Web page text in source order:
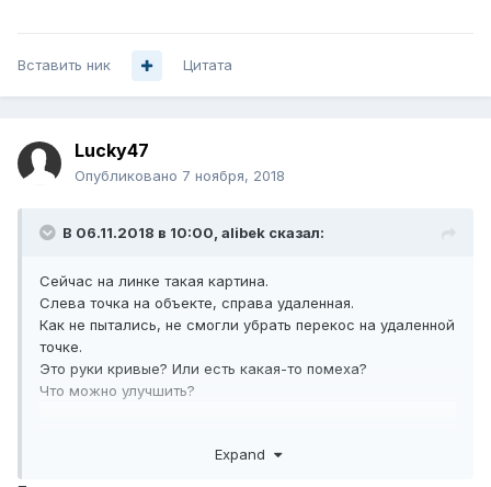
Вставить ник Цитата
Lucky47
Опубликовано 7 ноября, 2018
В 06.11.2018 в 10:00, alibek сказал:
Сейчас на линке такая картина.
Слева точка на объекте, справа удаленная.
Как не пытались, не смогли убрать перекос на удаленной
точке.
Это руки кривые? Или есть какая-то помеха?
Что можно улучшить?
Expand